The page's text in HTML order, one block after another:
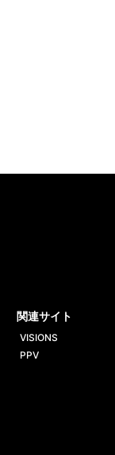
関連サイト
VISIONS
PPV